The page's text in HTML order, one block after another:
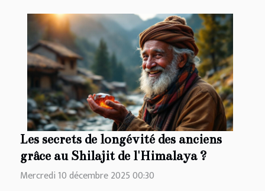
Les secrets de longévité des anciens
grâce au Shilajit de l'Himalaya ?
Mercredi 10 décembre 2025 00:30